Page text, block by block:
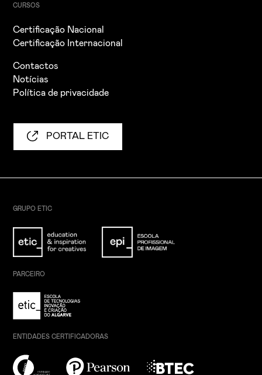
CURSOS
Certificação Nacional
Certificação Internacional
Contactos
Notícias
Política de privacidade
PORTAL ETIC
GRUPO ETIC
PARCEIRO
ENTIDADES CERTIFICADORAS